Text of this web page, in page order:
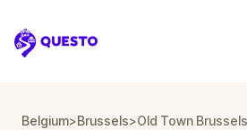
Questo
Belgium>Brussels>